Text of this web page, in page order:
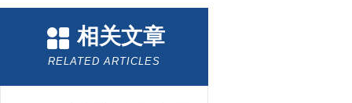
相关文章
RELATED ARTICLES